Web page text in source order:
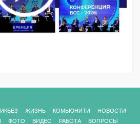
ЖИЗНЬ КОМЬЮНИТИ
НОВОСТИ
ФОТО ВИДЕО РАБОТА ВОПРОСЫ